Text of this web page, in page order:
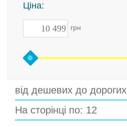
Ціна:
грн
від дешевих до дорогих
На сторінці по: 12